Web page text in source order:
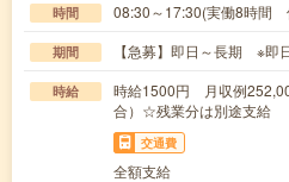
時間 08:30～17:30(実働8時間
期間 【急募】即日～長期 ※即
時給
時給1500円 月収例
合）☆残業分は別途支給
交通費
全額支給